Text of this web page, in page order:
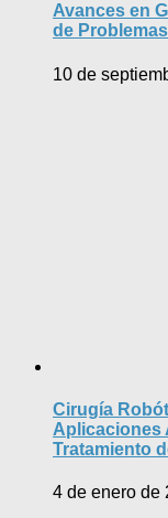
Avances en
de
10 de
Cirugía
Aplicaciones
Tratamiento
4 de enero de